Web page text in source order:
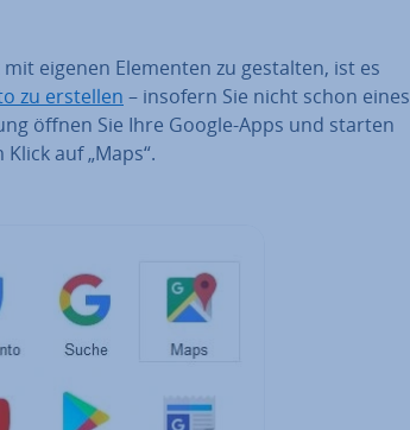
eigenen Elementen zu gestalten, ist es
zu erstellen – insofern Sie nicht schon eines
öffnen Sie Ihre Google-Apps und starten
auf „Maps“.